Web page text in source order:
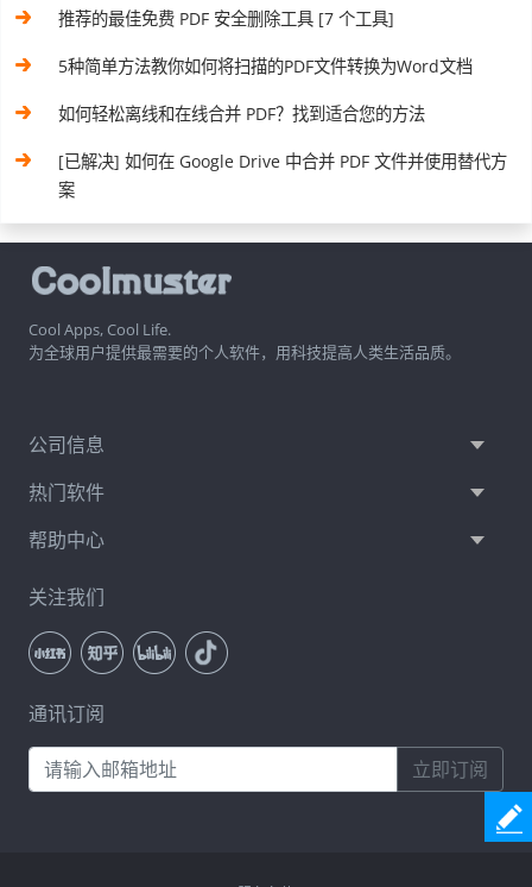
推荐的最佳免费 PDF 安全删除工具 [7 个工具]
5种简单方法教你如何将扫描的PDF文件转换为Word文档
如何轻松离线和在线合并 PDF？找到适合您的方法
[已解决] 如何在 Google Drive 中合并 PDF 文件并使用替代方
案
Cool Apps, Cool Life.
为全球用户提供最需要的个人软件，用科技提高人类生活品质。
公司信息
热门软件
帮助中心
关注我们
通讯订阅
立即订阅